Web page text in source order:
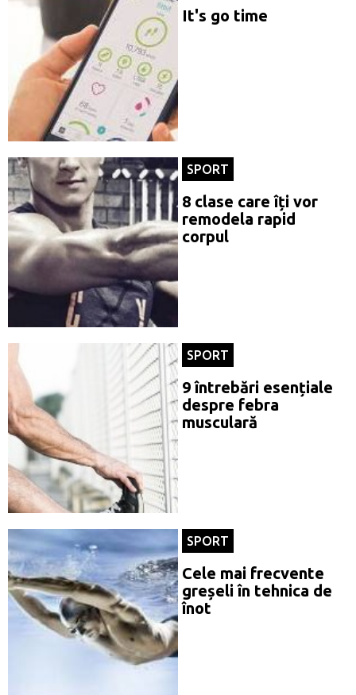
It's go time
SPORT
8 clase care îți vor
remodela rapid
corpul
SPORT
9 întrebări esențiale
despre febra
musculară
SPORT
Cele mai frecvente
greșeli în tehnica de
înot